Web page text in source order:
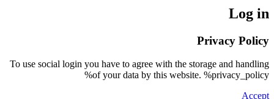
Log in
Privacy Policy
To use social login you have to agree with the storage and handling
of your data by this website. %privacy_policy%
Accept